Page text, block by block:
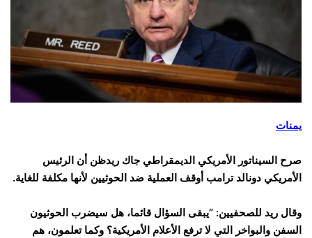
يمنات
صرح السيناتور الأمريكي الديمقراطي جاك ريدظن أن الرئيس
الأمريكي دونالد ترامب أوقف العملية ضد الحوثيين لأنها مكلفة للغاية.
وقال ريد للصحفيين: “يبقى السؤال قائما، هل سيضرب الحوثيون
السفن والبواخر التي لا ترفع الأعلام الأمريكية؟ وكما تعلمون، هم